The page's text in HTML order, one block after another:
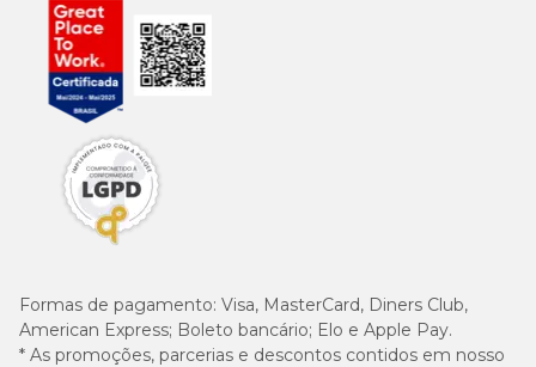
Formas de pagamento: Visa, MasterCard, Diners Club,
American Express; Boleto bancário; Elo e Apple Pay.
* As promoções, parcerias e descontos contidos em nosso